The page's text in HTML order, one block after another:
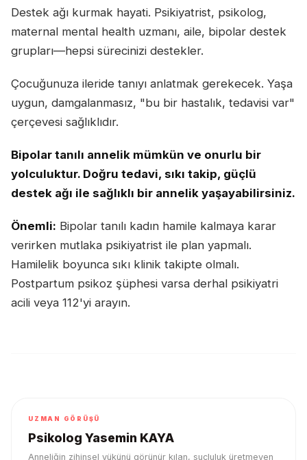
Destek ağı kurmak hayati. Psikiyatrist, psikolog,
maternal mental health uzmanı, aile, bipolar destek
grupları—hepsi sürecinizi destekler.
Çocuğunuza ileride tanıyı anlatmak gerekecek. Yaşa
uygun, damgalanmasız, "bu bir hastalık, tedavisi var"
çerçevesi sağlıklıdır.
Bipolar tanılı annelik mümkün ve onurlu bir
yolculuktur. Doğru tedavi, sıkı takip, güçlü
destek ağı ile sağlıklı bir annelik yaşayabilirsiniz.
Önemli: Bipolar tanılı kadın hamile kalmaya karar
verirken mutlaka psikiyatrist ile plan yapmalı.
Hamilelik boyunca sıkı klinik takipte olmalı.
Postpartum psikoz şüphesi varsa derhal psikiyatri
acili veya 112'yi arayın.
UZMAN GÖRÜŞÜ
Psikolog Yasemin KAYA
Anneliğin zihinsel yükünü görünür kılan, suçluluk üretmeyen